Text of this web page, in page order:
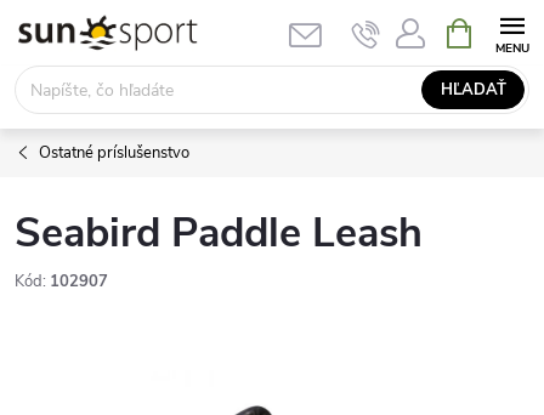
obsah
HĽADAŤ
KOŠÍK
Ostatné príslušenstvo
Seabird Paddle Leash
Kód: 102907